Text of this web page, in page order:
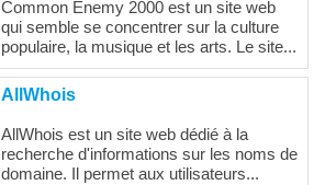
Common Enemy 2000 est un site web
qui semble se concentrer sur la culture
populaire, la musique et les arts. Le site...
AllWhois
AllWhois est un site web dédié à la
recherche d'informations sur les noms de
domaine. Il permet aux utilisateurs...